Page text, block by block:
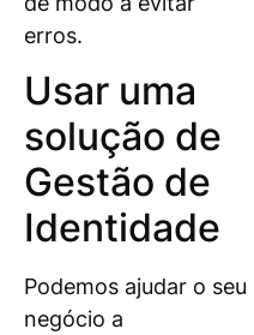
erros.
Usar uma
solução de
Gestão de
Identidade
Podemos ajudar o seu
negócio a